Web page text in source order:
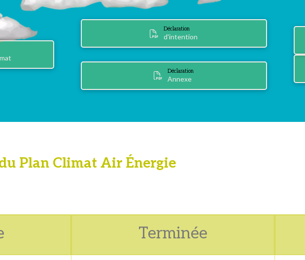
Déclaration
d'intention
Déclaration
Annexe
Plan Climat Air Énergie
Terminée